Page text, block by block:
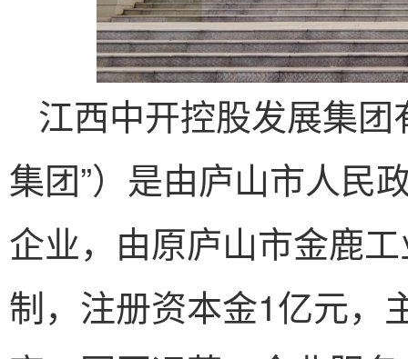
江西中开控股发展集
集团”）是由庐山市人民
企业，由原庐山市金鹿
制，注册资本金1亿元，